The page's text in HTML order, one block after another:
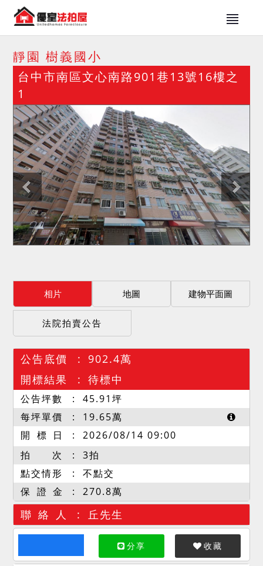
靜園 樹義國小
台中市南區文心南路901巷13號16樓之
1
相片 地圖 建物平面圖
法院拍賣公告
公告底價
902.4萬
開標結果
待標中
公告坪數 45.91坪
每坪單價
19.65萬
開 標 日
2026/08/14 09:00
拍 次
3拍
點交情形
不點交
保 證 金
270.8萬
聯 絡 人 丘先生
分享 收藏